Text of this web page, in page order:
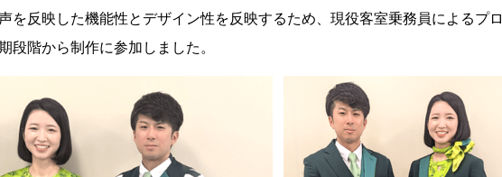
を反映した機能性とデザイン性を反映するため、現役客室乗務員によるプロ
段階から制作に参加しました。